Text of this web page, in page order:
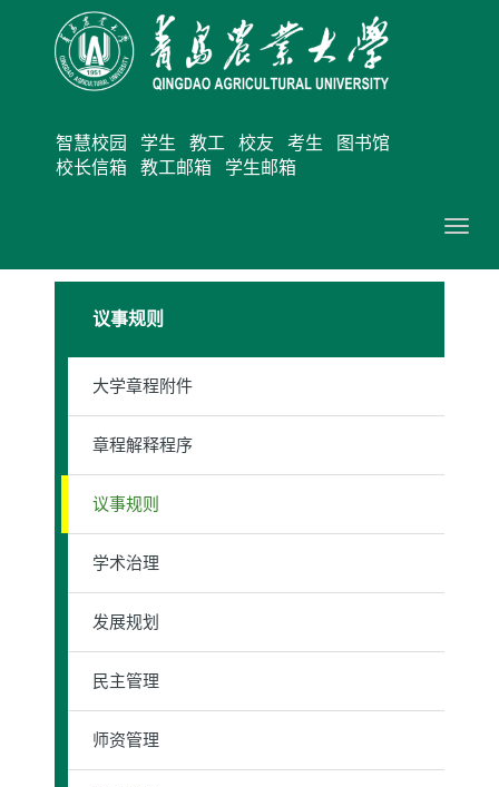
智慧校园 学生 教工 校友 考生
图书馆
校长信箱
教工邮箱 学生邮箱
切
换
议事规则
大学章程附件
章程解释程序
议事规则
学术治理
发展规划
民主管理
师资管理